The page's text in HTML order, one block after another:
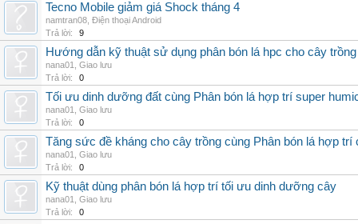
Tecno Mobile giảm giá Shock tháng 4
namtran08 Điện thoại Android
Trả lời:
9
Hướng dẫn kỹ thuật sử dụng phân bón lá hpc cho cây trồng
nana01
Giao lưu
Trả lời:
0
Tối ưu dinh dưỡng đất cùng Phân bón lá hợp trí super
nana01
Giao lưu
Trả lời:
0
Tăng sức đề kháng cho cây trồng cùng Phân bón lá hợp trí
nana01
Giao lưu
Trả lời:
0
Kỹ thuật dùng phân bón lá hợp trí tối ưu dinh dưỡng cây
nana01
Giao lưu
Trả lời:
0